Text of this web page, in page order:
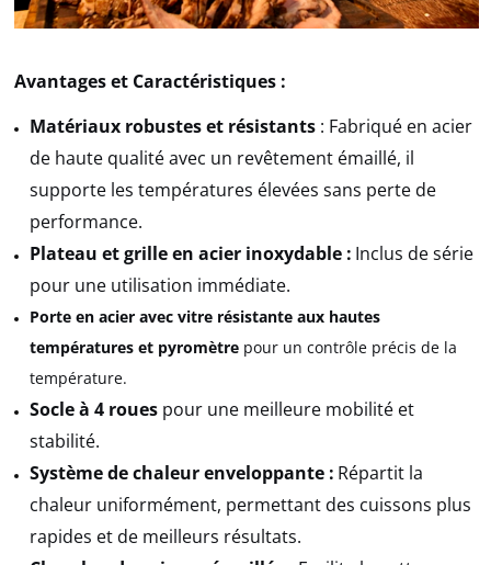
Avantages et Caractéristiques :
Matériaux robustes et résistants : Fabriqué en acier
de haute qualité avec un revêtement émaillé, il
supporte les températures élevées sans perte de
performance.
Plateau et grille en acier inoxydable : Inclus de série
pour une utilisation immédiate.
Porte en acier avec vitre résistante aux hautes
températures et pyromètre pour un contrôle précis de la
température.
Socle à 4 roues pour une meilleure mobilité et
stabilité.
Système de chaleur enveloppante : Répartit la
chaleur uniformément, permettant des cuissons plus
rapides et de meilleurs résultats.